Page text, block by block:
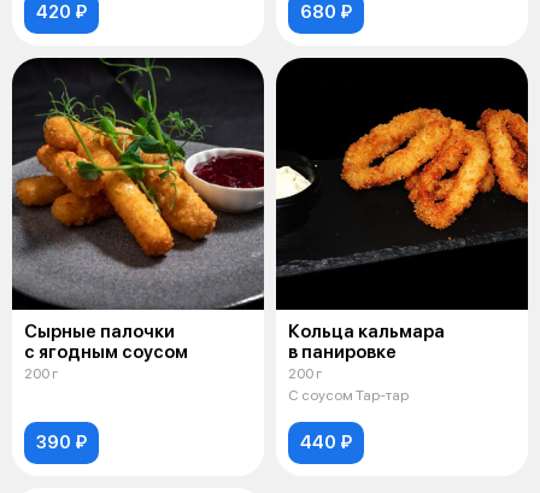
420 ₽ 680 ₽
Сырные палочки
с ягодным соусом
200 г
390 ₽
Кольца кальмара
в панировке
200 г
С соусом Тар-тар
440 ₽